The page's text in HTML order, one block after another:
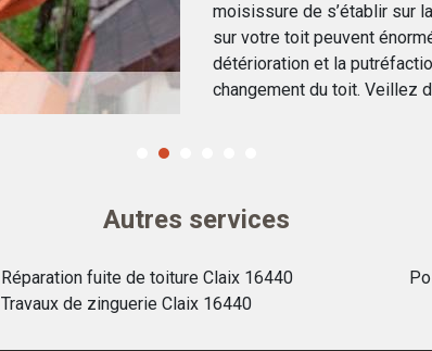
moisissure de s’établir sur
sur votre toit peuvent
détérioration et la
changement du toit. Veillez
Autres services
Réparation fuite de toiture Claix 16440
Travaux de zinguerie Claix 16440